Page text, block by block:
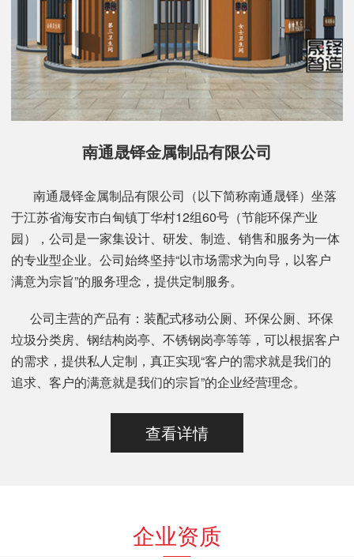
南通晟铎金属制品有限公司
南通晟铎金属制品有限公司（以下简称南通晟铎）坐落
于江苏省海安市白甸镇丁华村12组60号（节能环保产业
园），公司是一家集设计、研发、制造、销售和服务为一体
的专业型企业。公司始终坚持“以市场需求为向导，以客户
满意为宗旨”的服务理念，提供定制服务。
公司主营的产品有：装配式移动公厕、环保公厕、环保
垃圾分类房、钢结构岗亭、不锈钢岗亭等等，可以根据客户
的需求，提供私人定制，真正实现“客户的需求就是我们的
追求、客户的满意就是我们的宗旨”的企业经营理念。
查看详情
企业资质